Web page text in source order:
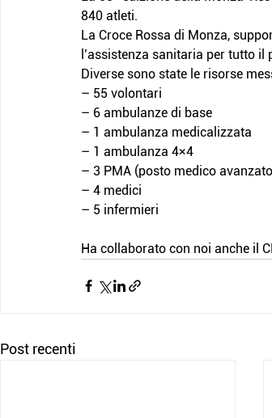
840 atleti.
La Croce Rossa di Monza,
l’assistenza sanitaria per tutto
Diverse sono state le risorse
– 55 volontari
– 6 ambulanze di base
– 1 ambulanza medicalizzata
– 1 ambulanza 4×4
– 3 PMA (posto medico
– 4 medici
– 5 infermieri
Ha collaborato con noi anche il
Post recenti